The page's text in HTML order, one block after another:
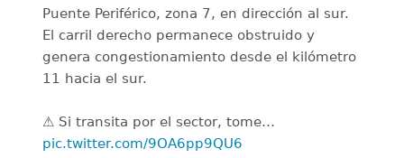
Puente Periférico, zona 7, en dirección al sur.
El carril derecho permanece obstruido y
genera congestionamiento desde el kilómetro
11 hacia el sur.
⚠️ Si transita por el sector, tome…
pic.twitter.com/9OA6pp9QU6